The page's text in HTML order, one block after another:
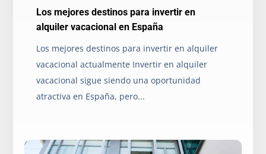
Los mejores destinos para invertir en
alquiler vacacional en España
Los mejores destinos para invertir en alquiler
vacacional actualmente Invertir en alquiler
vacacional sigue siendo una oportunidad
atractiva en España, pero...